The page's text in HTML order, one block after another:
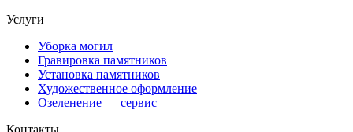
Услуги
Уборка могил
Гравировка памятников
Установка памятников
Художественное оформление
Озеленение — сервис
Контакты